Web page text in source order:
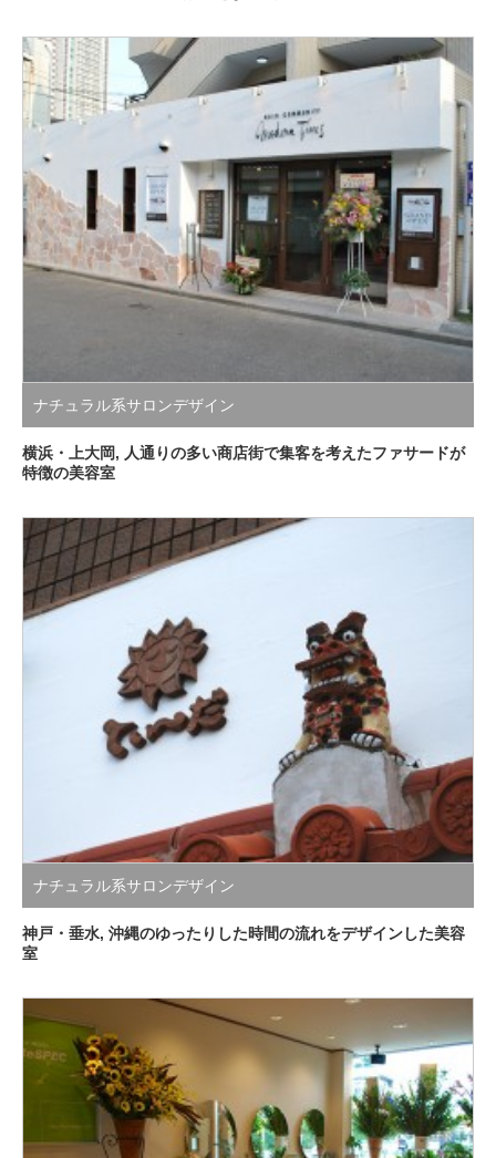
ナチュラル系サロンデザイン
横浜・上大岡, 人通りの多い商店街で集客を考えたファサードが
特徴の美容室
ナチュラル系サロンデザイン
神戸・垂水, 沖縄のゆったりした時間の流れをデザインした美容
室